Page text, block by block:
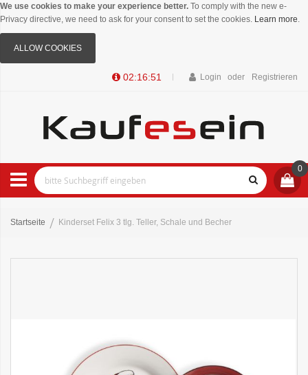
We use cookies to make your experience better. To comply with the new e-
Privacy directive, we need to ask for your consent to set the cookies. Learn more.
ALLOW COOKIES
Login Registrieren
02:16:51
0
Startseite Kinderset Felix 3 tlg. Teller, Schale und Becher